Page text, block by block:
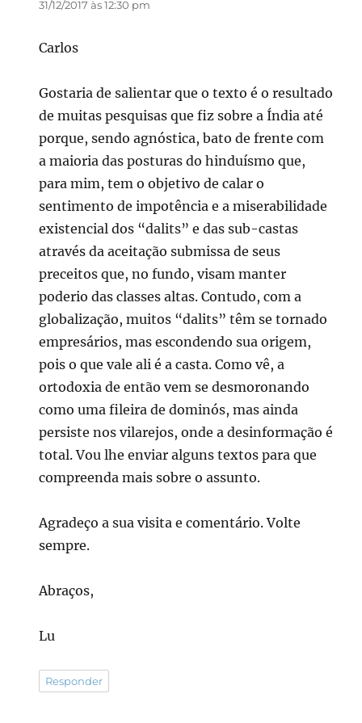
31/12/2017 às 12:30 pm
Carlos
Gostaria de salientar que o texto é o resultado
de muitas pesquisas que fiz sobre a Índia até
porque, sendo agnóstica, bato de frente com
a maioria das posturas do hinduísmo que,
para mim, tem o objetivo de calar o
sentimento de impotência e a miserabilidade
existencial dos “dalits” e das sub-castas
através da aceitação submissa de seus
preceitos que, no fundo, visam manter
poderio das classes altas. Contudo, com a
globalização, muitos “dalits” têm se tornado
empresários, mas escondendo sua origem,
pois o que vale ali é a casta. Como vê, a
ortodoxia de então vem se desmoronando
como uma fileira de dominós, mas ainda
persiste nos vilarejos, onde a desinformação é
total. Vou lhe enviar alguns textos para que
compreenda mais sobre o assunto.
Agradeço a sua visita e comentário. Volte
sempre.
Abraços,
Lu
Responder